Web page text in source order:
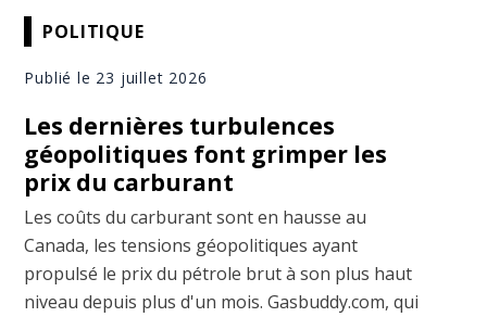
POLITIQUE
Publié le 23 juillet 2026
Les dernières turbulences
géopolitiques font grimper les
prix du carburant
Les coûts du carburant sont en hausse au
Canada, les tensions géopolitiques ayant
propulsé le prix du pétrole brut à son plus haut
niveau depuis plus d'un mois. Gasbuddy.com, qui